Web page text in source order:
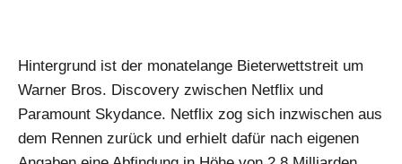
Hintergrund ist der monatelange Bieterwettstreit um
Warner Bros. Discovery zwischen Netflix und
Paramount Skydance. Netflix zog sich inzwischen aus
dem Rennen zurück und erhielt dafür nach eigenen